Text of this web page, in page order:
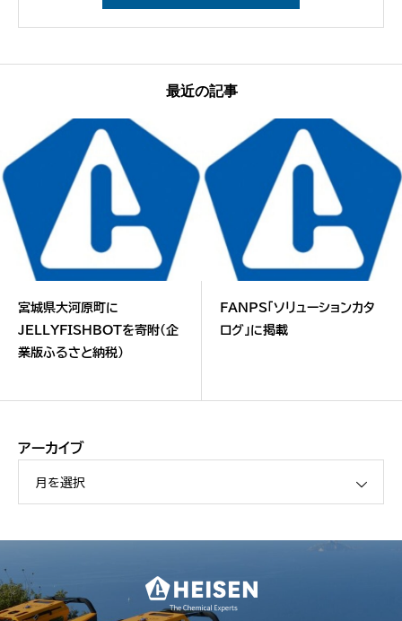
最近の記事
宮城県大河原町に
JELLYFISHBOTを寄附（企
業版ふるさと納税）
FANPS「ソリューションカタ
ログ」に掲載
アーカイブ
月を選択